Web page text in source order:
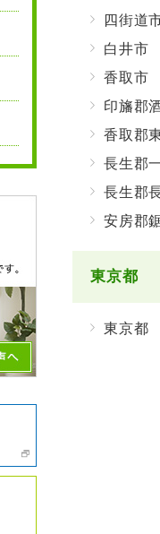
四街道
白井市
香取市
印旛郡
香取郡
長生郡
長生郡
安房郡
東京都
東京都